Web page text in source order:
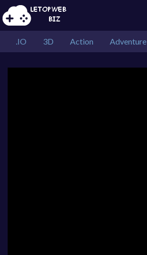
.IO 3D Action Adventure